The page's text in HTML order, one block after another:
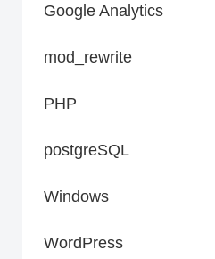
Google Analytics
mod_rewrite
PHP
postgreSQL
Windows
WordPress